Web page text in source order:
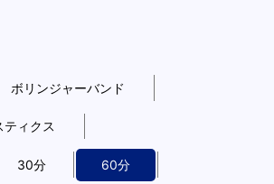
ボリンジャーバンド
ティクス
30分 60分